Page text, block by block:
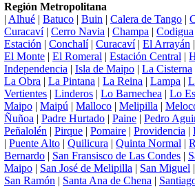
Región Metropolitana
| Alhué | Batuco | Buin | Calera de Tango |
Curacaví| Cerro Navia | Champa | Codigua
Estación | Conchalí| Curacaví| El Arrayán |
El Monte | El Romeral | Estación Central |
Independencia | Isla de Maipo | La Cisterna
La Obra | La Pintana | La Reina | Lampa |
Vertientes | Linderos | Lo Barnechea | Lo
Maipo | Maipú | Malloco | Melipilla |
Ñuñoa | Padre Hurtado | Paine | Pedro
Peñalolén | Pirque | Pomaire | Providencia |
| Puente Alto | Quilicura | Quinta Normal |
Bernardo | San Fransisco de Las Condes |
Maipo | San José de Melipilla | San Miguel |
San Ramón | Santa Ana de Chena |